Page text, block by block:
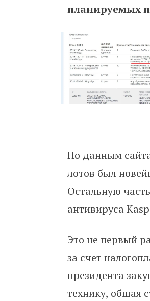
планируемых
По данным
лотов был
Остальную
антивируса
Это не первый
за счет
президента
технику, общая